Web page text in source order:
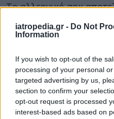
iatropedia.gr - Do Not
Information
If you wish to opt-out of the
processing of your personal
targeted advertising by us,
section to confirm your
opt-out request is processed
interest-based ads based on
Tο αλλεργικό σοκ
κατάσταση για την ζωή
διακρίσεις και